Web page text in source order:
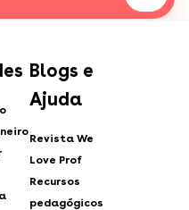
Blogs e
Ajuda
Revista We
Love Prof
Recursos
pedagógicos